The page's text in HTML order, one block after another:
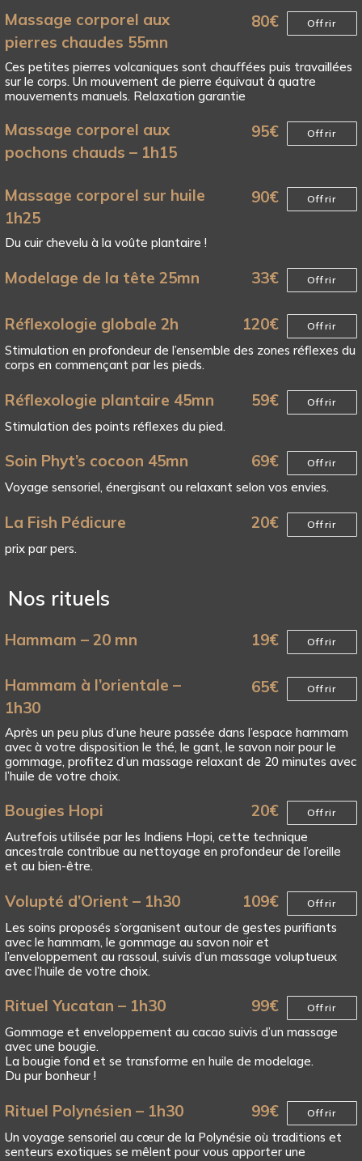
Massage corporel aux
pierres chaudes 55mn
80€ Offrir
Ces petites pierres volcaniques sont chauffées puis travaillées
sur le corps. Un mouvement de pierre équivaut à quatre
mouvements manuels. Relaxation garantie
Massage corporel aux
pochons chauds – 1h15
95€ Offrir
Massage corporel sur huile
1h25
90€ Offrir
Du cuir chevelu à la voûte plantaire !
Modelage de la tête 25mn 33€ Offrir
Réflexologie globale 2h 120€ Offrir
Stimulation en profondeur de l’ensemble des zones réflexes du
corps en commençant par les pieds.
Réflexologie plantaire 45mn 59€ Offrir
Stimulation des points réflexes du pied.
Soin Phyt’s cocoon 45mn 69€ Offrir
Voyage sensoriel, énergisant ou relaxant selon vos envies.
La Fish Pédicure 20€ Offrir
prix par pers.
Nos rituels
Hammam – 20 mn 19€ Offrir
Hammam à l’orientale –
1h30
65€ Offrir
Après un peu plus d’une heure passée dans l’espace hammam
avec à votre disposition le thé, le gant, le savon noir pour le
gommage, profitez d’un massage relaxant de 20 minutes avec
l’huile de votre choix.
Bougies Hopi 20€ Offrir
Autrefois utilisée par les Indiens Hopi, cette technique
ancestrale contribue au nettoyage en profondeur de l’oreille
et au bien-être.
Volupté d’Orient – 1h30 109€ Offrir
Les soins proposés s’organisent autour de gestes purifiants
avec le hammam, le gommage au savon noir et
l’enveloppement au rassoul, suivis d’un massage voluptueux
avec l’huile de votre choix.
Rituel Yucatan – 1h30 99€ Offrir
Gommage et enveloppement au cacao suivis d’un massage
avec une bougie.
La bougie fond et se transforme en huile de modelage.
Du pur bonheur !
Rituel Polynésien – 1h30 99€ Offrir
Un voyage sensoriel au cœur de la Polynésie où traditions et
senteurs exotiques se mêlent pour vous apporter une